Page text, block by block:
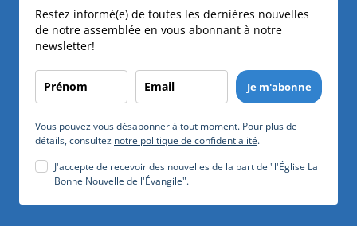
Restez informé(e) de toutes les dernières nouvelles
de notre assemblée en vous abonnant à notre
newsletter!
Je m'abonne
Vous pouvez vous désabonner à tout moment. Pour plus de
détails, consultez notre politique de confidentialité.
J'accepte de recevoir des nouvelles de la part de "l'Église La
Bonne Nouvelle de l'Évangile".